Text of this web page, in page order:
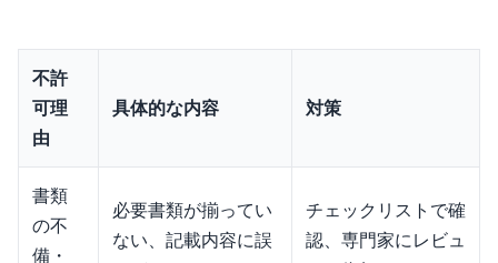
不許
可理
由
具体的な内容 対策
書類
の不
備・
必要書類が揃ってい
ない、記載内容に誤
チェックリストで確
認、専門家にレビュ